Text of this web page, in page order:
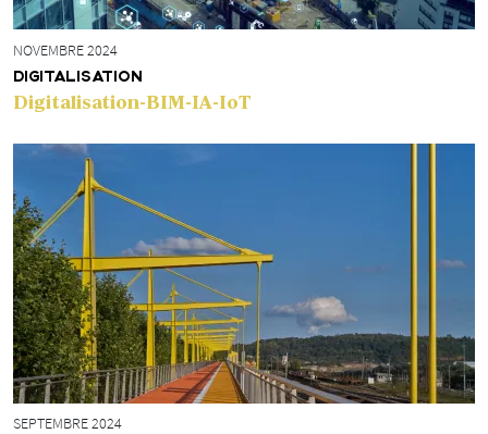
NOVEMBRE 2024
DIGITALISATION
Digitalisation-BIM-IA-IoT
SEPTEMBRE 2024